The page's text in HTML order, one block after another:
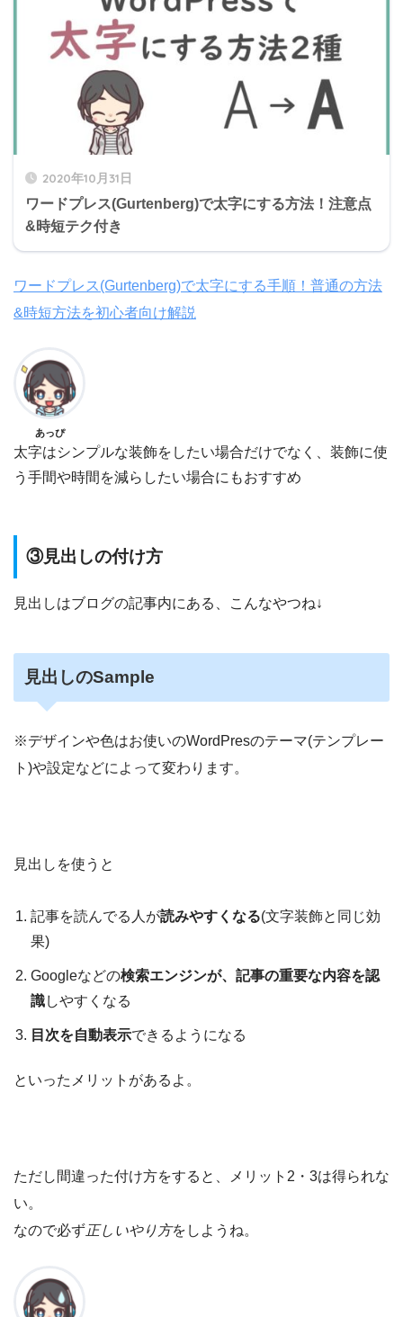
2020年10月31日
ワードプレス(Gurtenberg)で太字にする方法！注意点
&時短テク付き
ワードプレス(Gurtenberg)で太字にする手順！普通の方法
&時短方法を初心者向け解説
あっぴ
太字はシンプルな装飾をしたい場合だけでなく、装飾に使
う手間や時間を減らしたい場合にもおすすめ
③見出しの付け方
見出しはブログの記事内にある、こんなやつね↓
見出しのSample
※デザインや色はお使いのWordPresのテーマ(テンプレー
ト)や設定などによって変わります。
見出しを使うと
記事を読んでる人が読みやすくなる(文字装飾と同じ効
果)
Googleなどの検索エンジンが、記事の重要な内容を認
識しやすくなる
目次を自動表示できるようになる
といったメリットがあるよ。
ただし間違った付け方をすると、メリット2・3は得られな
い。
なので必ず正しいやり方をしようね。